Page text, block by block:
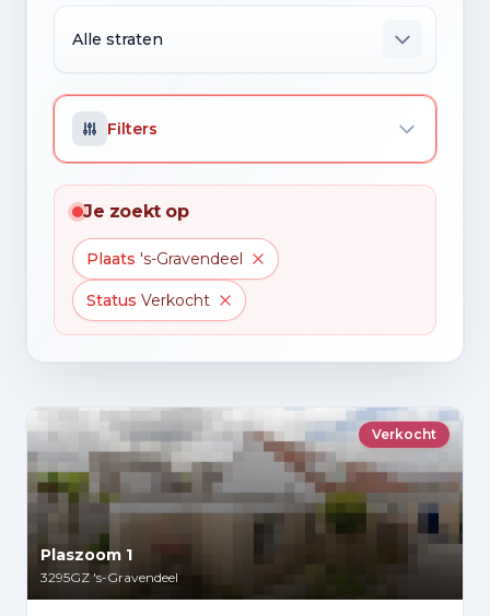
Alle straten
Filters
Je zoekt op
Plaats 's-Gravendeel
Status Verkocht
Verkocht
Plaszoom 1
3295GZ 's-Gravendeel